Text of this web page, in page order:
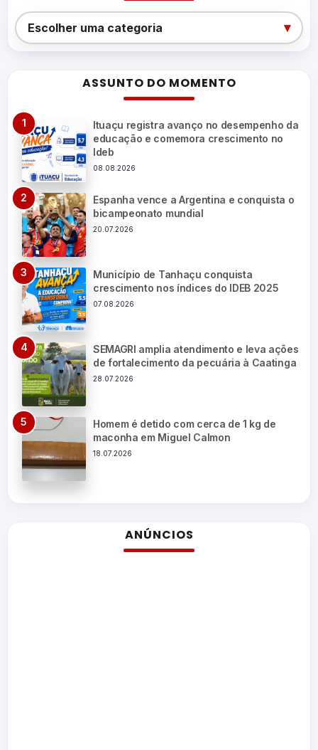
Categorias
Escolher uma categoria ▾
ASSUNTO DO MOMENTO
Ituaçu registra avanço no desempenho da
educação e comemora crescimento no
Ideb
08.08.2026
Espanha vence a Argentina e conquista o
bicampeonato mundial
20.07.2026
Município de Tanhaçu conquista
crescimento nos índices do IDEB 2025
07.08.2026
SEMAGRI amplia atendimento e leva ações
de fortalecimento da pecuária à Caatinga
28.07.2026
Homem é detido com cerca de 1 kg de
maconha em Miguel Calmon
18.07.2026
ANÚNCIOS